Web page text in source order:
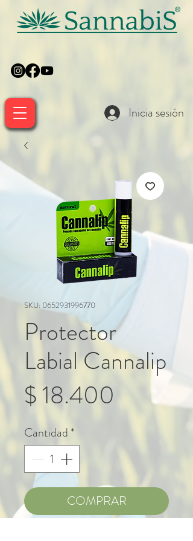
Inicia sesión
SKU: 0652931996770
Protector
Labial Cannalip
$ 18.400 Precio
Cantidad *
COMPRAR